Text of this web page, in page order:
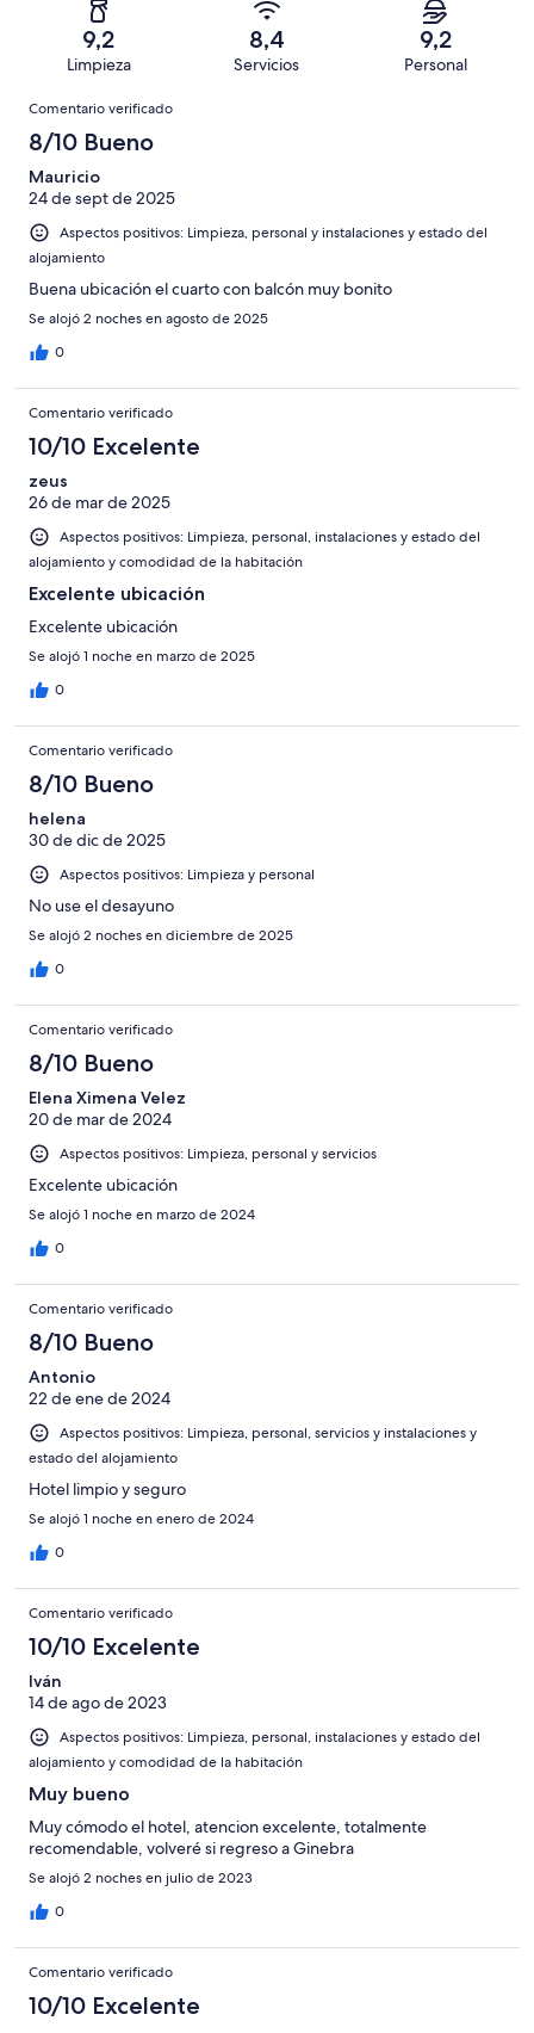
puntuación
puntuación
Bueno
puntuación
Normal
una
puntuación
Mediocre
1006
una
puntuación
de
9,2
Limpieza
8,4
Servicios
9,2
Personal
Comentarios
Comentario verificado
8/10 Bueno
Mauricio
24 de sept de 2025
Aspectos positivos: Limpieza, personal y instalaciones y estado del
alojamiento
Buena ubicación el cuarto con balcón muy bonito
Se alojó 2 noches en agosto de 2025
0
Comentario verificado
10/10 Excelente
zeus
26 de mar de 2025
Aspectos positivos: Limpieza, personal, instalaciones y estado del
alojamiento y comodidad de la habitación
Excelente ubicación
Excelente ubicación
Se alojó 1 noche en marzo de 2025
0
Comentario verificado
8/10 Bueno
helena
30 de dic de 2025
Aspectos positivos: Limpieza y personal
No use el desayuno
Se alojó 2 noches en diciembre de 2025
0
Comentario verificado
8/10 Bueno
Elena Ximena Velez
20 de mar de 2024
Aspectos positivos: Limpieza, personal y servicios
Excelente ubicación
Se alojó 1 noche en marzo de 2024
0
Comentario verificado
8/10 Bueno
Antonio
22 de ene de 2024
Aspectos positivos: Limpieza, personal, servicios y instalaciones y
estado del alojamiento
Hotel limpio y seguro
Se alojó 1 noche en enero de 2024
0
Comentario verificado
10/10 Excelente
Iván
14 de ago de 2023
Aspectos positivos: Limpieza, personal, instalaciones y estado del
alojamiento y comodidad de la habitación
Muy bueno
Muy cómodo el hotel, atencion excelente, totalmente
recomendable, volveré si regreso a Ginebra
Se alojó 2 noches en julio de 2023
0
Comentario verificado
10/10 Excelente